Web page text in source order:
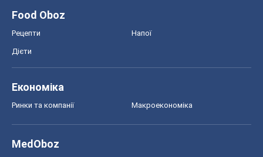
Food Oboz
Рецепти Напої
Дієти
Економіка
Ринки та компанії Макроекономіка
MedOboz